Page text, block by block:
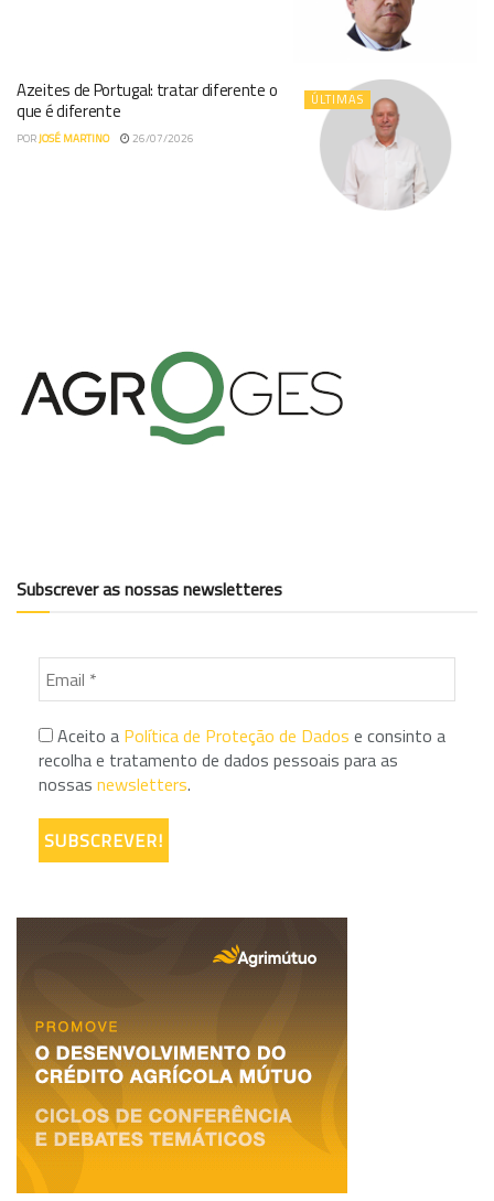
ÚLTIMAS
Azeites de Portugal: tratar diferente o
que é diferente
PORJOSÉ MARTINO 26/07/2026
Subscrever as nossas newsletteres
Aceito a Política de Proteção de Dados e consinto a
recolha e tratamento de dados pessoais para as
nossas newsletters.